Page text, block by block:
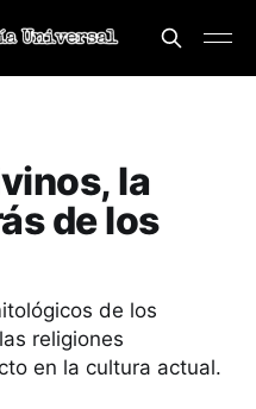
la
de los
de los
religiones
en la cultura actual.